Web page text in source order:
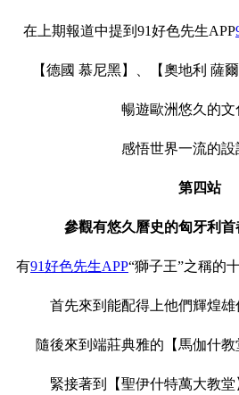
在上期報道中提到91好色先生APP
【德國 慕尼黑】、【奧地利
暢遊歐洲悠久的文
感悟世界一流的設
第四站
參觀有悠久曆史的匈牙利首
有91好色先生APP“獅子王”之稱的
首先來到能配得上他們輝煌雄
隨後來到端莊典雅的【馬伽什教
緊接著到【聖伊什特萬大教堂